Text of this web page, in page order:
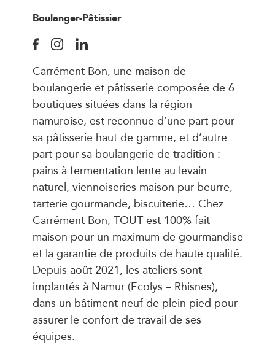
Boulanger-Pâtissier
Carrément Bon, une maison de
boulangerie et pâtisserie composée de 6
boutiques situées dans la région
namuroise, est reconnue d’une part pour
sa pâtisserie haut de gamme, et d’autre
part pour sa boulangerie de tradition :
pains à fermentation lente au levain
naturel, viennoiseries maison pur beurre,
tarterie gourmande, biscuiterie… Chez
Carrément Bon, TOUT est 100% fait
maison pour un maximum de gourmandise
et la garantie de produits de haute qualité.
Depuis août 2021, les ateliers sont
implantés à Namur (Ecolys – Rhisnes),
dans un bâtiment neuf de plein pied pour
assurer le confort de travail de ses
équipes.